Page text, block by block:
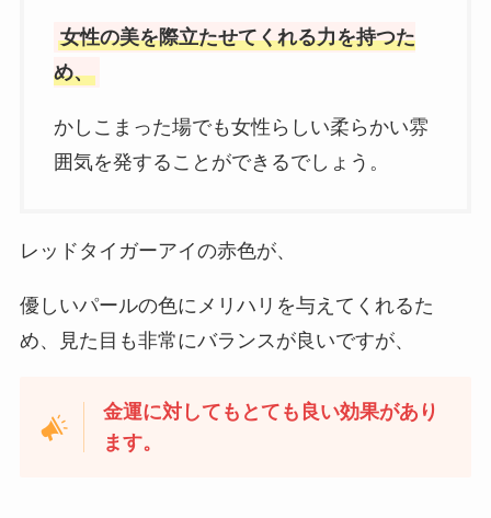
女性の美を際立たせてくれる力を持つた
め、
かしこまった場でも女性らしい柔らかい雰
囲気を発することができるでしょう。
レッドタイガーアイの赤色が、
優しいパールの色にメリハリを与えてくれるた
め、見た目も非常にバランスが良いですが、
金運に対してもとても良い効果があり
ます。